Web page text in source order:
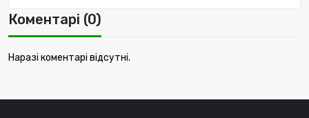
Коментарі (0)
Наразі коментарі відсутні.